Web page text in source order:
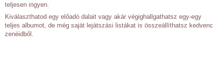
teljesen ingyen.
Kiválaszthatod egy előadó dalait vagy akár végighallgathatsz egy-egy
teljes albumot, de még saját lejátszási listákat is összeállíthatsz kedvenc
zenéidből.